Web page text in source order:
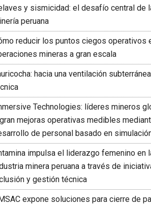
y sismicidad: el desafío central de
peruana
reducir los puntos ciegos operativos
mineras a gran escala
hacia una ventilación
Technologies: líderes mineros
mejoras operativas medibles
de personal basado en
impulsa el liderazgo femenino en
minera peruana a través de
y gestión técnica
expone soluciones para cierre de